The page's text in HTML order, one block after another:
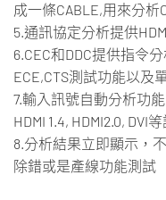
成一條CABLE,用來分析
5.通訊協定分析提供
6.CEC和DDC提供指令
ECE,CTS測試功能以及
7.輸入訊號自動分析功
HDMI 1.4, HDMI2.0, DVI
8.分析結果立即顯示，
除錯或是產線功能測試